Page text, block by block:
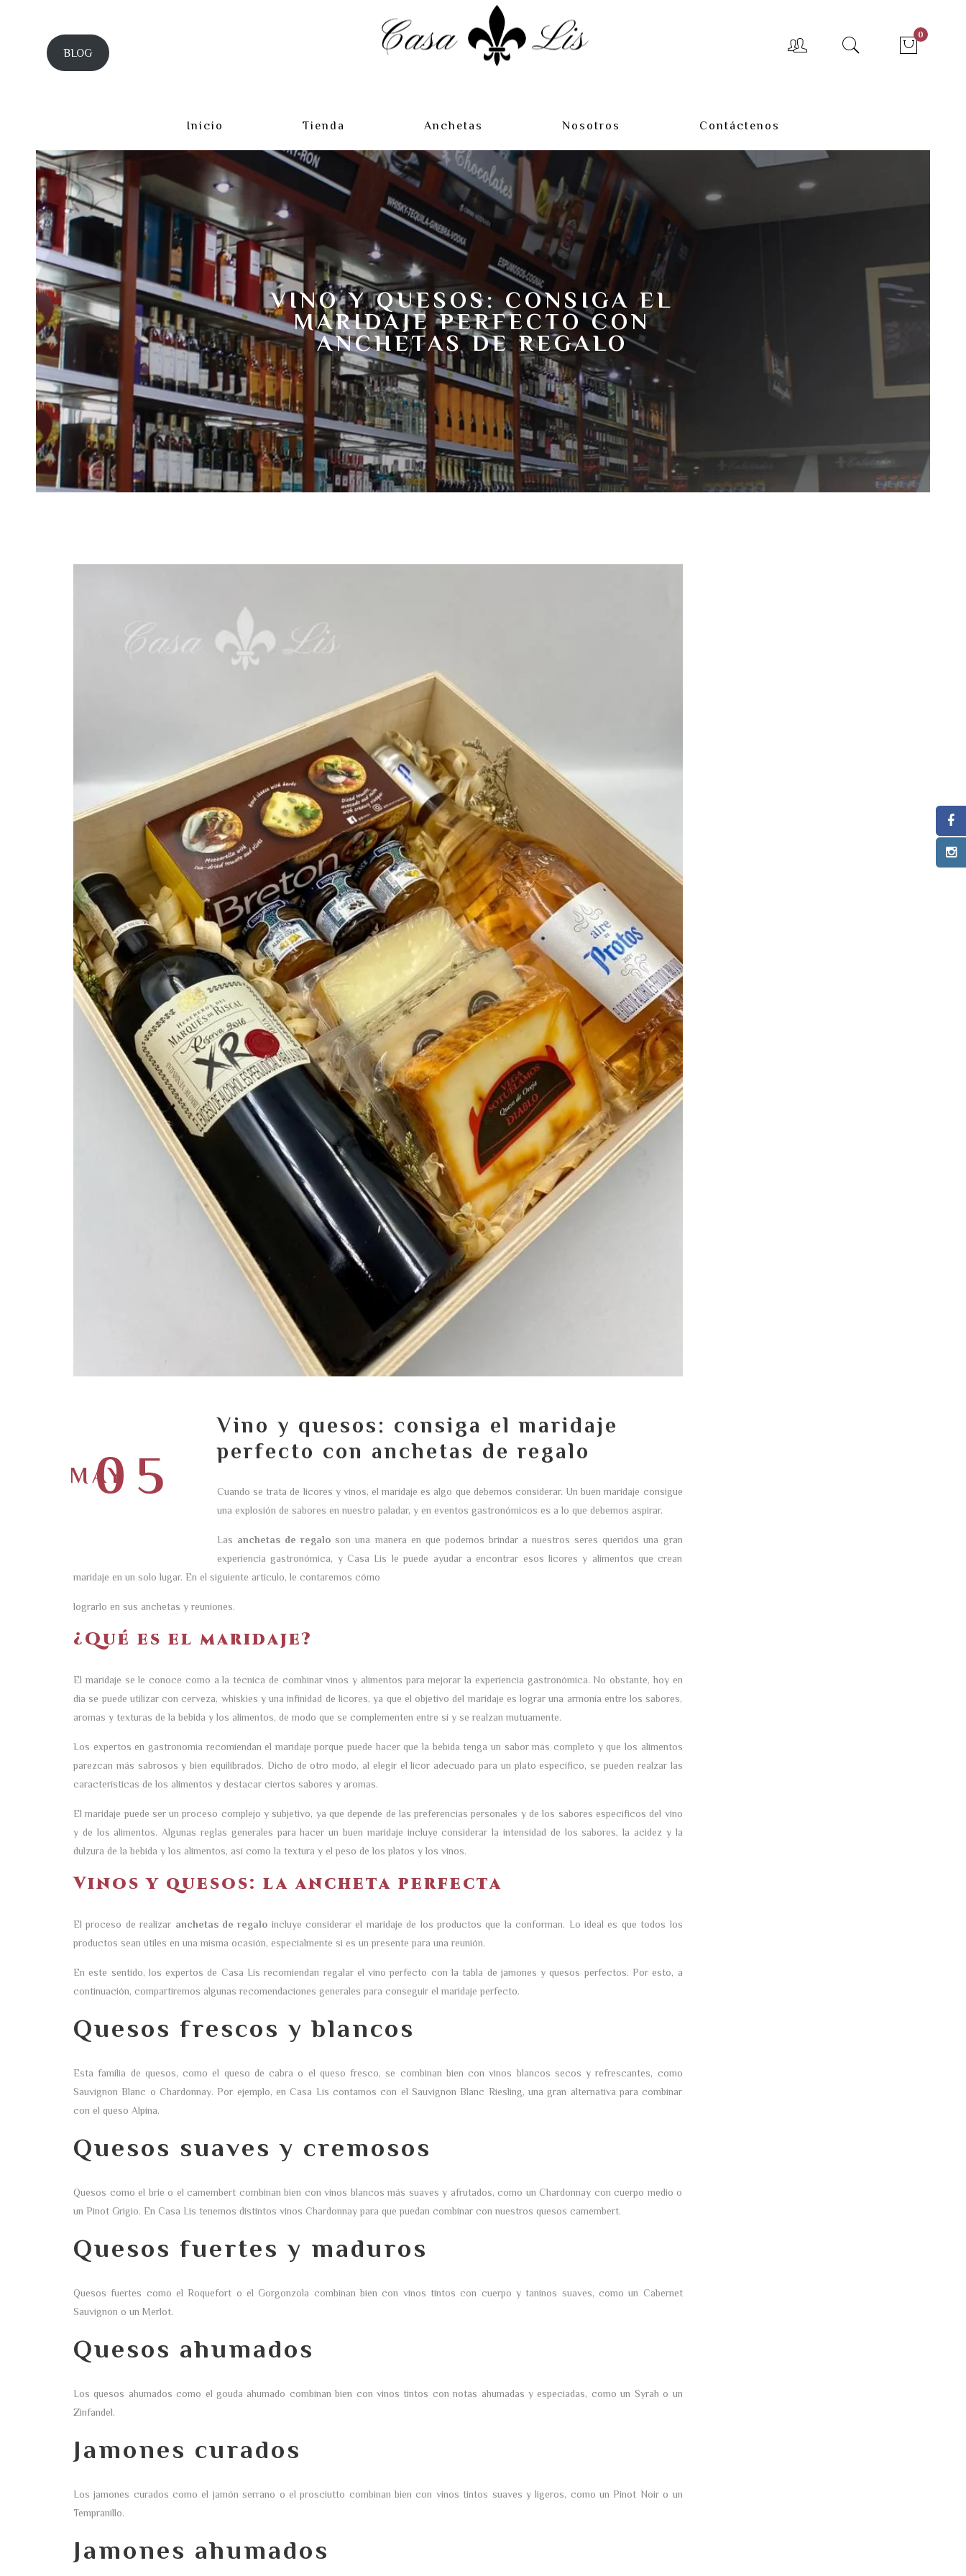
BLOG
0
Inicio Tienda Anchetas Nosotros Contáctenos
VINO Y QUESOS: CONSIGA EL
MARIDAJE PERFECTO CON
ANCHETAS DE REGALO
05
MAY
Vino y quesos: consiga el maridaje
perfecto con anchetas de regalo
Cuando se trata de licores y vinos, el maridaje es algo que debemos considerar. Un buen maridaje consigue
una explosión de sabores en nuestro paladar, y en eventos gastronómicos es a lo que debemos aspirar.
Las anchetas de regalo son una manera en que podemos brindar a nuestros seres queridos una gran
experiencia gastronómica, y Casa Lis le puede ayudar a encontrar esos licores y alimentos que crean
maridaje en un solo lugar. En el siguiente artículo, le contaremos cómo
lograrlo en sus anchetas y reuniones.
¿Qué es el maridaje?
El maridaje se le conoce como a la técnica de combinar vinos y alimentos para mejorar la experiencia gastronómica. No obstante, hoy en
día se puede utilizar con cerveza, whiskies y una infinidad de licores, ya que el objetivo del maridaje es lograr una armonía entre los sabores,
aromas y texturas de la bebida y los alimentos, de modo que se complementen entre sí y se realzan mutuamente.
Los expertos en gastronomía recomiendan el maridaje porque puede hacer que la bebida tenga un sabor más completo y que los alimentos
parezcan más sabrosos y bien equilibrados. Dicho de otro modo, al elegir el licor adecuado para un plato específico, se pueden realzar las
características de los alimentos y destacar ciertos sabores y aromas.
El maridaje puede ser un proceso complejo y subjetivo, ya que depende de las preferencias personales y de los sabores específicos del vino
y de los alimentos. Algunas reglas generales para hacer un buen maridaje incluye considerar la intensidad de los sabores, la acidez y la
dulzura de la bebida y los alimentos, así como la textura y el peso de los platos y los vinos.
Vinos y quesos: la ancheta perfecta
El proceso de realizar anchetas de regalo incluye considerar el maridaje de los productos que la conforman. Lo ideal es que todos los
productos sean útiles en una misma ocasión, especialmente si es un presente para una reunión.
En este sentido, los expertos de Casa Lis recomiendan regalar el vino perfecto con la tabla de jamones y quesos perfectos. Por esto, a
continuación, compartiremos algunas recomendaciones generales para conseguir el maridaje perfecto.
Quesos frescos y blancos
Esta familia de quesos, como el queso de cabra o el queso fresco, se combinan bien con vinos blancos secos y refrescantes, como
Sauvignon Blanc o Chardonnay. Por ejemplo, en Casa Lis contamos con el Sauvignon Blanc Riesling, una gran alternativa para combinar
con el queso Alpina.
Quesos suaves y cremosos
Quesos como el brie o el camembert combinan bien con vinos blancos más suaves y afrutados, como un Chardonnay con cuerpo medio o
un Pinot Grigio. En Casa Lis tenemos distintos vinos Chardonnay para que puedan combinar con nuestros quesos camembert.
Quesos fuertes y maduros
Quesos fuertes como el Roquefort o el Gorgonzola combinan bien con vinos tintos con cuerpo y taninos suaves, como un Cabernet
Sauvignon o un Merlot.
Quesos ahumados
Los quesos ahumados como el gouda ahumado combinan bien con vinos tintos con notas ahumadas y especiadas, como un Syrah o un
Zinfandel.
Jamones curados
Los jamones curados como el jamón serrano o el prosciutto combinan bien con vinos tintos suaves y ligeros, como un Pinot Noir o un
Tempranillo.
Jamones ahumados